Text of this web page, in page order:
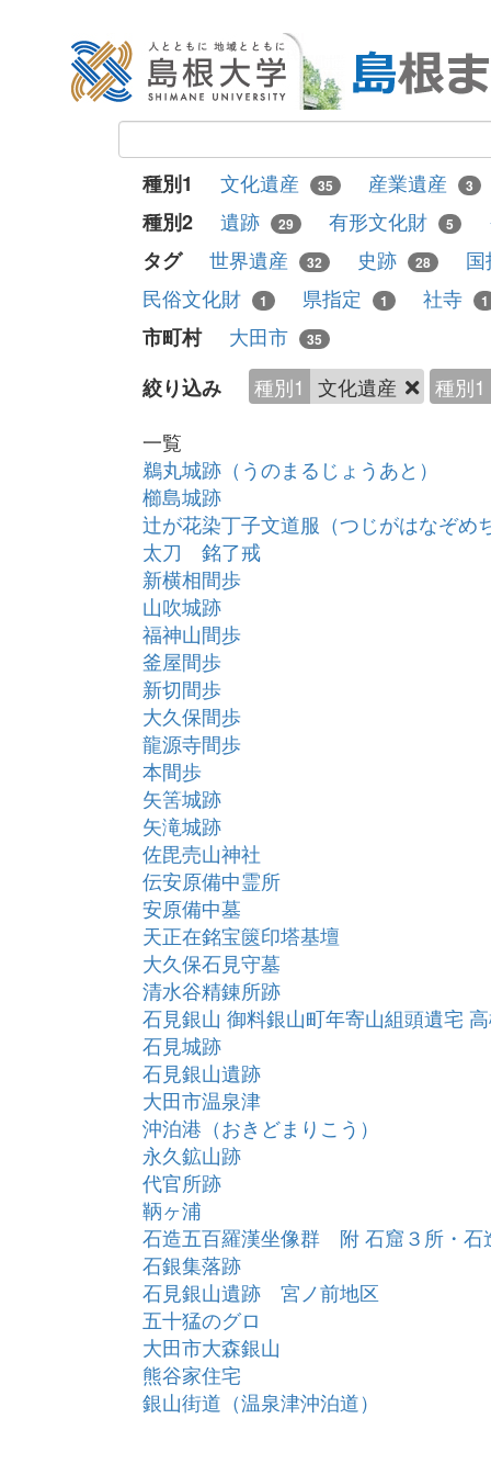
種別1 文化遺産 35 産業遺産 3
種別2 遺跡 29 有形文化財 5
タグ
世界遺産 32 史跡 28
民俗文化財
1 県指定 1 社寺 1
市町村 大田市 35
絞り込み 種別1 文化遺産
種別1
一覧
鵜丸城跡（うのまるじょうあと）
櫛島城跡
辻が花染丁子文道服（つじがはなぞめ
太刀 銘了戒
新横相間歩
山吹城跡
福神山間歩
釜屋間歩
新切間歩
大久保間歩
龍源寺間歩
本間歩
矢筈城跡
矢滝城跡
佐毘売山神社
伝安原備中霊所
安原備中墓
天正在銘宝篋印塔基壇
大久保石見守墓
清水谷精錬所跡
石見銀山 御料銀山町年寄山組頭遺宅
石見城跡
石見銀山遺跡
大田市温泉津
沖泊港（おきどまりこう）
永久鉱山跡
代官所跡
鞆ヶ浦
石造五百羅漢坐像群 附 石窟３所・石
石銀集落跡
石見銀山遺跡 宮ノ前地区
五十猛のグロ
大田市大森銀山
熊谷家住宅
銀山街道（温泉津沖泊道）